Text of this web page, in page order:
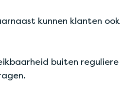
kunnen klanten ook
buiten reguliere